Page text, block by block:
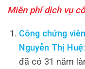
Miễn phí dịch vụ
Công chứng
Nguyễn Thị Huệ:
đã có 31 năm